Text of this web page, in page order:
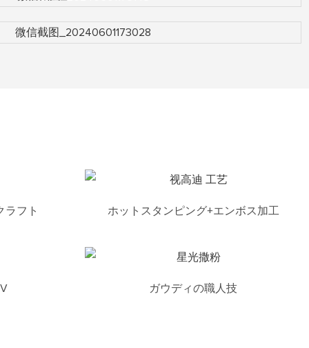
ラフト ホットスタンピング+エンボス加工
ガウディの職人技